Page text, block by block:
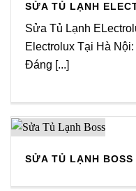
SỬA TỦ LẠNH
Sửa Tủ Lạnh
Electrolux Tại Hà
Đáng [...]
SỬA TỦ LẠNH BOSS